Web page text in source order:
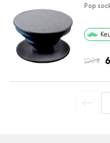
Pop
100 ₴